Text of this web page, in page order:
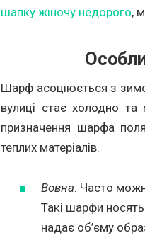
шапку жіночу недорого,
Шарф асоціюється з
вулиці стає холодно
призначення шарфа
теплих матеріалів.
Вовна. Часто
Такі шарфи
надає об’єму